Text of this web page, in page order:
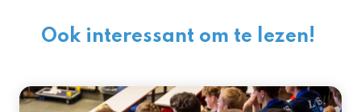
Ook interessant om te lezen!